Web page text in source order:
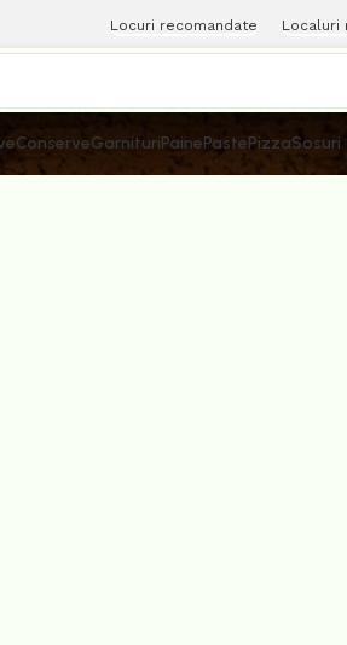
Locuri recomandate Localuri
ConserveGarnituriPainePastePizzaSosuri